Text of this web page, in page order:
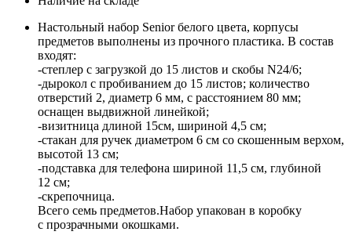
Настольный набор Senior белого цвета, корпусы
предметов выполнены из прочного пластика. В состав
входят:
-степлер с загрузкой до 15 листов и скобы N24/6;
-дырокол с пробиванием до 15 листов; количество
отверстий 2, диаметр 6 мм, с расстоянием 80 мм;
оснащен выдвижной линейкой;
-визитница длиной 15см, шириной 4,5 см;
-стакан для ручек диаметром 6 см со скошенным верхом,
высотой 13 см;
-подставка для телефона шириной 11,5 см, глубиной
12 см;
-скрепочница.
Всего семь предметов.Набор упакован в коробку
с прозрачными окошками.